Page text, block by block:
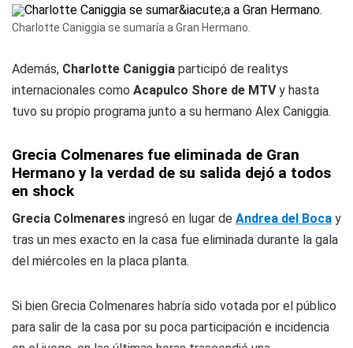
Charlotte Caniggia se sumaría a Gran Hermano.
Además, Charlotte Caniggia participó de realitys
internacionales como Acapulco Shore de MTVy hasta
tuvo su propio programa junto a su hermano Alex Caniggia.
Grecia Colmenares fue eliminada de Gran
Hermano y la verdad de su salida dejó a todos
en shock
Grecia Colmenares ingresó en lugar de Andrea del Boca y
tras un mes exacto en la casa fue eliminada durante la gala
del miércoles en la placa planta.
Si bien Grecia Colmenares habría sido votada por el público
para salir de la casa por su poca participación e incidencia